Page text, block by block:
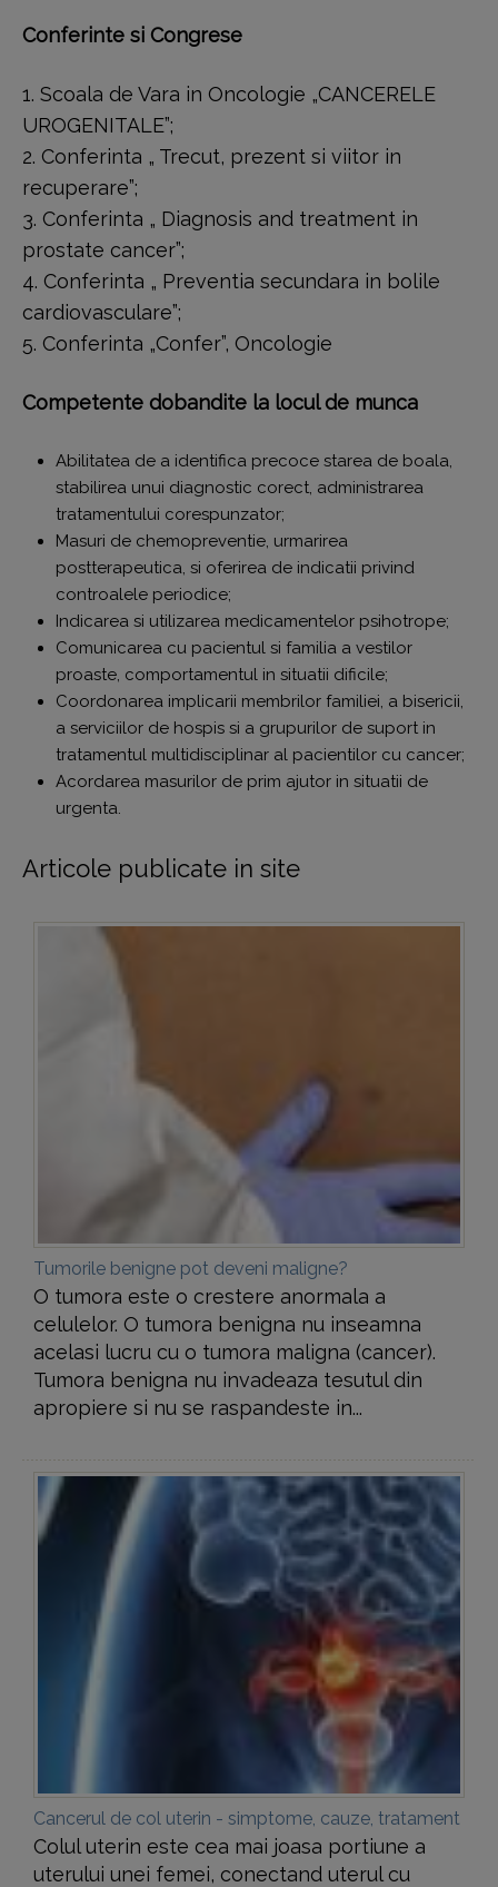
Conferinte si Congrese
1. Scoala de Vara in Oncologie „CANCERELE
UROGENITALE”;
2. Conferinta „ Trecut, prezent si viitor in
recuperare”;
3. Conferinta „ Diagnosis and treatment in
prostate cancer”;
4. Conferinta „ Preventia secundara in bolile
cardiovasculare”;
5. Conferinta „Confer”, Oncologie
Competente dobandite la locul de munca
Abilitatea de a identifica precoce starea de boala,
stabilirea unui diagnostic corect, administrarea
tratamentului corespunzator;
Masuri de chemopreventie, urmarirea
postterapeutica, si oferirea de indicatii privind
controalele periodice;
Indicarea si utilizarea medicamentelor psihotrope;
Comunicarea cu pacientul si familia a vestilor
proaste, comportamentul in situatii dificile;
Coordonarea implicarii membrilor familiei, a bisericii,
a serviciilor de hospis si a grupurilor de suport in
tratamentul multidisciplinar al pacientilor cu cancer;
Acordarea masurilor de prim ajutor in situatii de
urgenta.
Articole publicate in site
Tumorile benigne pot deveni maligne?
O tumora este o crestere anormala a
celulelor. O tumora benigna nu inseamna
acelasi lucru cu o tumora maligna (cancer).
Tumora benigna nu invadeaza tesutul din
apropiere si nu se raspandeste in...
Cancerul de col uterin - simptome, cauze, tratament
Colul uterin este cea mai joasa portiune a
uterului unei femei, conectand uterul cu